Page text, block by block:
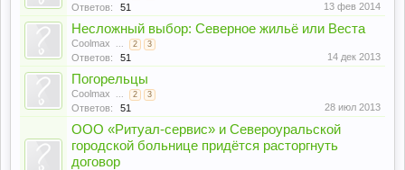
Ответов: 51 13 фев 2014
Несложный выбор: Северное жильё или Веста
Coolmax ... 2 3
Ответов: 51 14 дек 2013
Погорельцы
Coolmax ... 2 3
Ответов: 51 28 июл 2013
ООО «Ритуал-сервис» и Североуральской
городской больнице придётся расторгнуть
договор